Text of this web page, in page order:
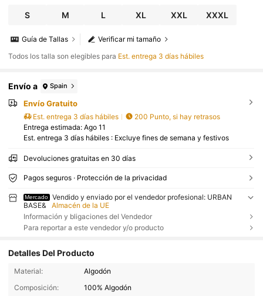
S M L XL XXL XXXL
Verificar mi tamaño
Guía de Tallas
Todos los talla son elegibles para Est. entrega 3 días hábiles
Envío a Spain
Envío Gratuito
Est. entrega 3 días hábiles
200 Punto, si hay retrasos
Entrega estimada: Ago 11
Est. entrega 3 días hábiles : Excluye fines de semana y festivos
Devoluciones gratuitas en 30 días
Pagos seguros · Protección de la privacidad
Mercado
Vendido y enviado por el vendedor profesional: URBAN
BASE&
Almacén de la UE
Información y bligaciones del Vendedor
Para reportar a este vendedor y/o producto
Detalles Del Producto
Material:
Algodón
Composición:
100% Algodón